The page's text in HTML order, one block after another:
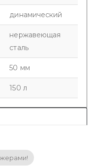
динамический
нержавеющая
сталь
50 мм
150 л